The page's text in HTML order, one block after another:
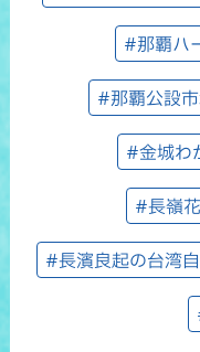
#那覇ハ
#那覇公設
#金城わ
#長嶺
#長濱良起の台湾